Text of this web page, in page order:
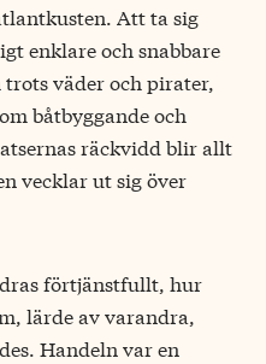
Att ta sig
enklare och snabbare
väder och pirater,
båtbyggande och
räckvidd blir allt
vecklar ut sig över
förtjänstfullt, hur
lärde av varandra,
Handeln var en